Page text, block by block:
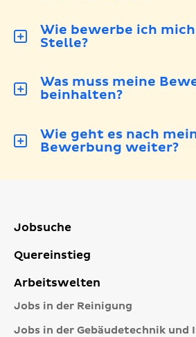
Wie bewerbe ich
Stelle?
Was muss meine
beinhalten?
Wie geht es nach
Bewerbung weiter?
Jobsuche
Quereinstieg
Arbeitswelten
Jobs in der Reinigung
Jobs in der Gebäudetechnik und